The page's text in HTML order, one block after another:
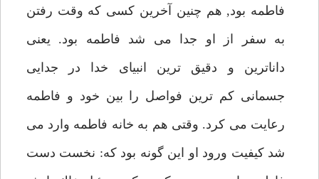
فاطمه بود, هم چنين آخرين كسى كه وقت رفتن
به سفر از او جدا مى شد فاطمه بود. يعنى
داناترين و دقيق ترين انبياى خدا در جدايى
جسمانى كم ترين فواصل را بين خود و فاطمه
رعايت مى كرد. وقتى هم به خانه فاطمه وارد مى
شد كيفيت ورود او اين گونه بود كه: نخست دست